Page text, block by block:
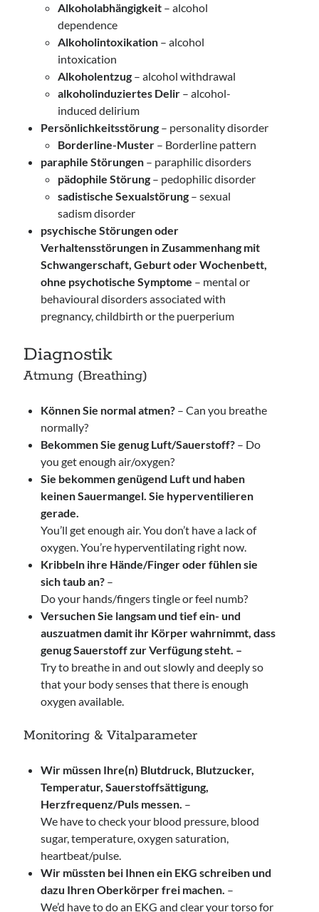
Alkoholabhängigkeit – alcohol
dependence
Alkoholintoxikation – alcohol
intoxication
Alkoholentzug – alcohol withdrawal
alkoholinduziertes Delir – alcohol-
induced delirium
Persönlichkeitsstörung – personality disorder
Borderline-Muster – Borderline pattern
paraphile Störungen – paraphilic disorders
pädophile Störung – pedophilic disorder
sadistische Sexualstörung – sexual
sadism disorder
psychische Störungen oder
Verhaltensstörungen in Zusammenhang mit
Schwangerschaft, Geburt oder Wochenbett,
ohne psychotische Symptome – mental or
behavioural disorders associated with
pregnancy, childbirth or the puerperium
Diagnostik
Atmung (Breathing)
Können Sie normal atmen? – Can you breathe
normally?
Bekommen Sie genug Luft/Sauerstoff? – Do
you get enough air/oxygen?
Sie bekommen genügend Luft und haben
keinen Sauermangel. Sie hyperventilieren
gerade.
You’ll get enough air. You don’t have a lack of
oxygen. You’re hyperventilating right now.
Kribbeln ihre Hände/Finger oder fühlen sie
sich taub an? –
Do your hands/fingers tingle or feel numb?
Versuchen Sie langsam und tief ein- und
auszuatmen damit ihr Körper wahrnimmt, dass
genug Sauerstoff zur Verfügung steht. –
Try to breathe in and out slowly and deeply so
that your body senses that there is enough
oxygen available.
Monitoring & Vitalparameter
Wir müssen Ihre(n) Blutdruck, Blutzucker,
Temperatur, Sauerstoffsättigung,
Herzfrequenz/Puls messen. –
We have to check your blood pressure, blood
sugar, temperature, oxygen saturation,
heartbeat/pulse.
Wir müssten bei Ihnen ein EKG schreiben und
dazu Ihren Oberkörper frei machen. –
We’d have to do an EKG and clear your torso for